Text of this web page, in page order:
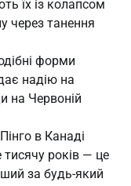
їх із колапсом
через танення
форми
надію на
на Червоній
в Канаді
тисячу років — це
за будь-який